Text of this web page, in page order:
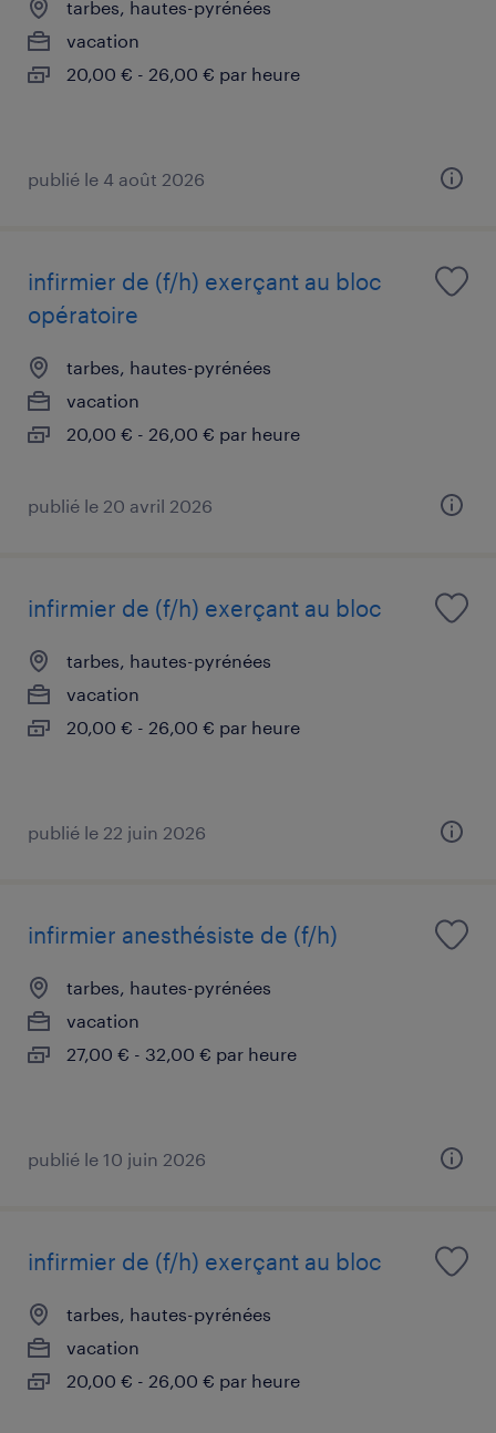
tarbes, hautes-pyrénées
vacation
20,00 € - 26,00 € par heure
publié le 4 août 2026
infirmier de (f/h) exerçant au bloc
opératoire
tarbes, hautes-pyrénées
vacation
20,00 € - 26,00 € par heure
publié le 20 avril 2026
infirmier de (f/h) exerçant au bloc
tarbes, hautes-pyrénées
vacation
20,00 € - 26,00 € par heure
publié le 22 juin 2026
infirmier anesthésiste de (f/h)
tarbes, hautes-pyrénées
vacation
27,00 € - 32,00 € par heure
publié le 10 juin 2026
infirmier de (f/h) exerçant au bloc
tarbes, hautes-pyrénées
vacation
20,00 € - 26,00 € par heure